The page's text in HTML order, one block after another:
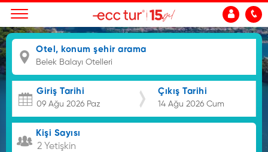
Otel, konum şehir arama
Giriş Tarihi Çıkış Tarihi
Kişi Sayısı
2 Yetişkin